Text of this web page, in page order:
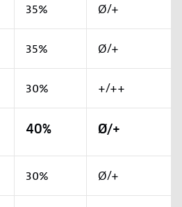
35% Ø/+
35% Ø/+
30% +/++
40% Ø/+
30% Ø/+